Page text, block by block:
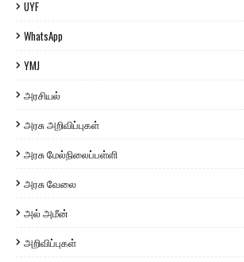
UYF
WhatsApp
YMJ
அரசியல்
அரசு அறிவிப்புகள்
அரசு மேல்நிலைப்பள்ளி
அரசு வேலை
அல் அமீன்
அறிவிப்புகள்